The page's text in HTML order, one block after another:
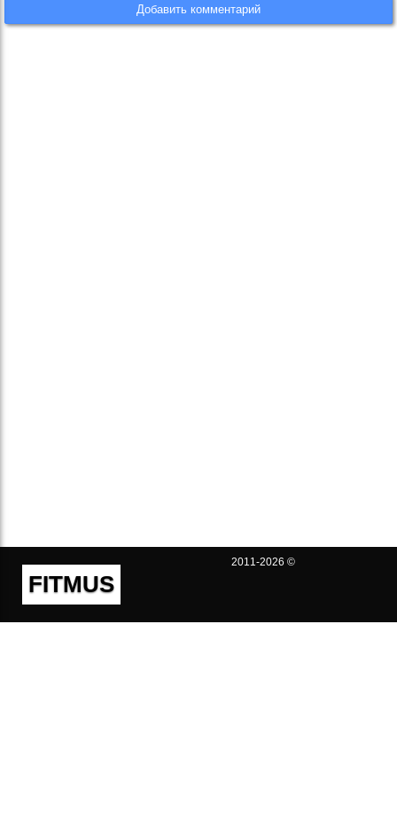
Добавить комментарий
FITMUS
2011-2026 ©